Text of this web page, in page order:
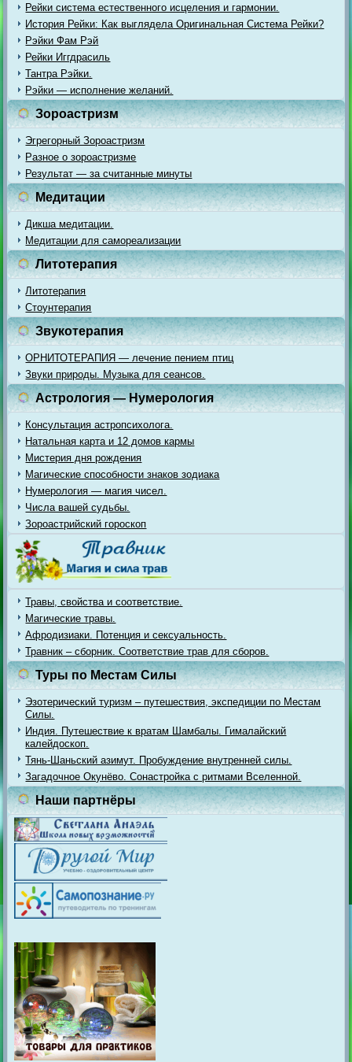
Рейки система естественного исцеления и гармонии.
История Рейки: Как выглядела Оригинальная Система Рейки?
Рэйки Фам Рэй
Рейки Иггдрасиль
Тантра Рэйки.
Рэйки — исполнение желаний.
Зороастризм
Эгрегорный Зороастризм
Разное о зороастризме
Результат — за считанные минуты
Медитации
Дикша медитации.
Медитации для самореализации
Литотерапия
Литотерапия
Стоунтерапия
Звукотерапия
ОРНИТОТЕРАПИЯ — лечение пением птиц
Звуки природы. Музыка для сеансов.
Астрология — Нумерология
Консультация астропсихолога.
Натальная карта и 12 домов кармы
Мистерия дня рождения
Магические способности знаков зодиака
Нумерология — магия чисел.
Числа вашей судьбы.
Зороастрийский гороскоп
Травы, свойства и соответствие.
Магические травы.
Афродизиаки. Потенция и сексуальность.
Травник – сборник. Соответствие трав для сборов.
Туры по Местам Силы
Эзотерический туризм – путешествия, экспедиции по Местам
Силы.
Индия. Путешествие к вратам Шамбалы. Гималайский
калейдоскоп.
Тянь-Шаньский азимут. Пробуждение внутренней силы.
Загадочное Окунёво. Сонастройка с ритмами Вселенной.
Наши партнёры